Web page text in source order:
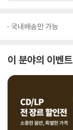
국내배송만 가능
이 분야의 이벤트